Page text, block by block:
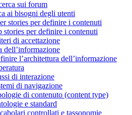
sui forum
ai bisogni degli utenti
stories per definire i contenuti
stories per definire i contenuti
di accettazione
dell’informazione
l’architettura dell’informazione
di interazione
di navigazione
di contenuto (content type)
e standard
controllati e tassonomie